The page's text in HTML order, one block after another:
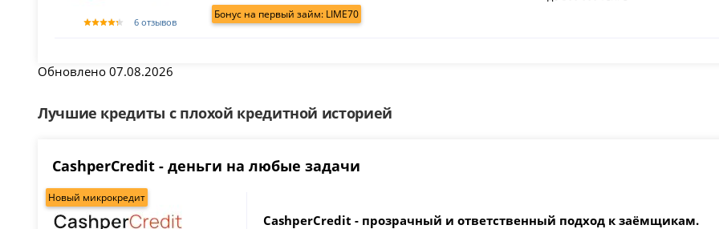
6 отзывов
Бонус на первый займ: LIME70
Обновлено 07.08.2026
Лучшие кредиты с плохой кредитной историей
CashperCredit - деньги на любые задачи
Новый микрокредит
CashperCredit - прозрачный и ответственный подход к заёмщикам.